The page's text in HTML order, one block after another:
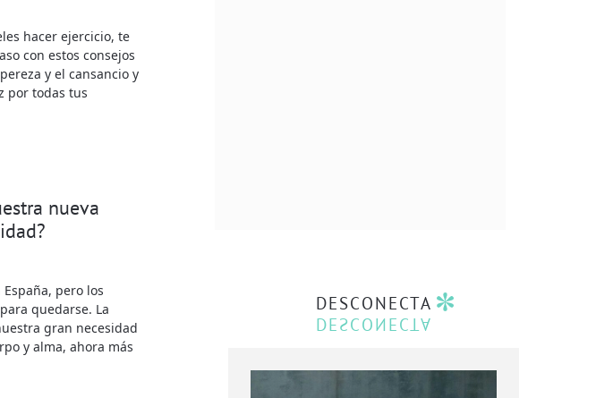
hacer ejercicio, te
con estos consejos
y el cansancio y
por todas tus
nueva
pero los
quedarse. La
gran necesidad
y alma, ahora más
DESCONECTA